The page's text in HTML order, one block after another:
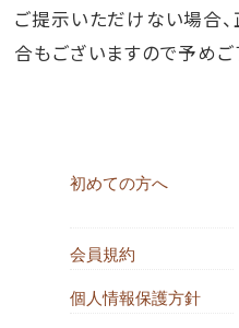
ご提示いただけない場合
合もございますので予めご
初めての方へ
会員規約
個人情報保護方針